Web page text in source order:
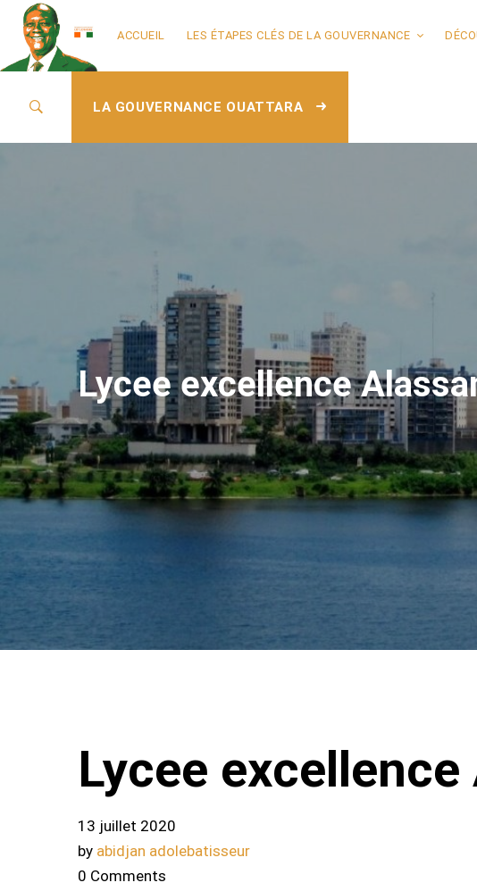
ACCUEIL LES ÉTAPES CLÉS DE LA GOUVERNANCE
LA GOUVERNANCE OUATTARA
Lycee excellence
Lycee
13 juillet 2020
by abidjan adolebatisseur
0 Comments